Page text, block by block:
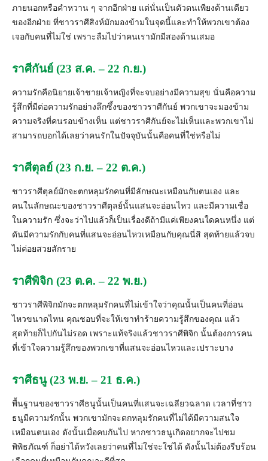
ภายนอกหรือคำหวาน ๆ จากอีกฝ่าย แต่นั่นเป็นตัวตนเพียงด้านเดียว
ของอีกฝ่าย ที่ชาวราศีสิงห์มักมองข้ามในจุดนี้และทำให้พวกเขาต้อง
เจอกับคนที่ไม่ใช่ เพราะลืมไปว่าคนเรามักมีสองด้านเสมอ
ราศีกันย์ (23 ส.ค. – 22 ก.ย.)
ความรักคือนิยายเจ้าชายเจ้าหญิงที่จะจบอย่างมีความสุข นั่นคือความ
รู้สึกที่มีต่อความรักอย่างลึกซึ้งของชาวราศีกันย์ พวกเขาจะมองข้าม
ความจริงที่คนรอบข้างเห็น แต่ชาวราศีกันย์จะไม่เห็นและพวกเขาไม่
สามารถบอกได้เลยว่าคนรักในปัจจุบันนั้นคือคนที่ใช่หรือไม่
ราศีตุลย์ (23 ก.ย. – 22 ต.ค.)
ชาวราศีตุลย์มักจะตกหลุมรักคนที่มีลักษณะเหมือนกับตนเอง และ
คนในลักษณะของชาวราศีตุลย์นั้นแสนจะอ่อนไหว และมีความเชื่อ
ในความรัก ซึ่งจะว่าไปแล้วก็เป็นเรื่องดีถ้ามีแค่เพียงคนใดคนหนึ่ง แต่
ดันมีความรักกับคนที่แสนจะอ่อนไหวเหมือนกับคุณนี่สิ สุดท้ายแล้วจบ
ไม่ค่อยสวยสักราย
ราศีพิจิก (23 ต.ค. – 22 พ.ย.)
ชาวราศีพิจิกมักจะตกหลุมรักคนที่ไม่เข้าใจว่าคุณนั้นเป็นคนที่อ่อน
ไหวขนาดไหน คุณชอบที่จะให้เขาทำร้ายความรู้สึกของคุณ แล้ว
สุดท้ายก็ไปกันไม่รอด เพราะแท้จริงแล้วชาวราศีพิจิก นั้นต้องการคน
ที่เข้าใจความรู้สึกของพวกเขาที่แสนจะอ่อนไหวและเปราะบาง
ราศีธนู (23 พ.ย. – 21 ธ.ค.)
พื้นฐานของชาวราศีธนูนั้นเป็นคนที่แสนจะเฉลียวฉลาด เวลาที่ชาว
ธนูมีความรักนั้น พวกเขามักจะตกหลุมรักคนที่ไม่ได้มีความสนใจ
เหมือนตนเอง ดังนั้นเมื่อคบกันไป หากชาวธนูเกิดอยากจะไปชม
พิพิธภัณฑ์ ก็อย่าได้หวังเลยว่าคนที่ไม่ใช่จะใช่ได้ ดังนั้นไม่ต้องรีบร้อน